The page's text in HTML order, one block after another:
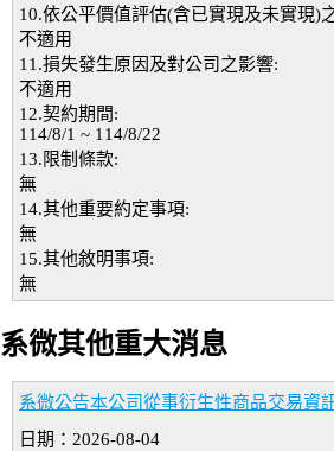
10.依公平價值評估(含已實現及未實現)
不適用
11.損失發生原因及對公司之影響:
不適用
12.契約期間:
114/8/1 ~ 114/8/22
13.限制條款:
無
14.其他重要約定事項:
無
15.其他敘明事項:
無
系微其他重大消息
系微公告本公司從事衍生性商品交易資
日期：2026-08-04